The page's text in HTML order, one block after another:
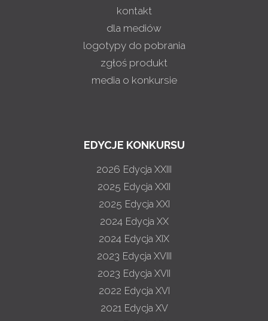
kontakt
dla mediów
logotypy do pobrania
zgłoś produkt
media o konkursie
EDYCJE KONKURSU
2026 Edycja XXIII
2025 Edycja XXII
2025 Edycja XXI
2024 Edycja XX
2024 Edycja XIX
2023 Edycja XVIII
2023 Edycja XVII
2022 Edycja XVI
2021 Edycja XV